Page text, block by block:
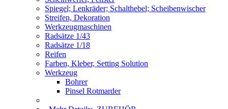
Spiegel; Lenkräder; Schalthebel; Scheibenwischer
Streifen, Dekoration
Werkzeugmaschinen
Radsätze 1/43
Radsätze 1/18
Reifen
Farben, Kleber, Setting Solution
Werkzeug
Bohrer
Pinsel Rotmarder